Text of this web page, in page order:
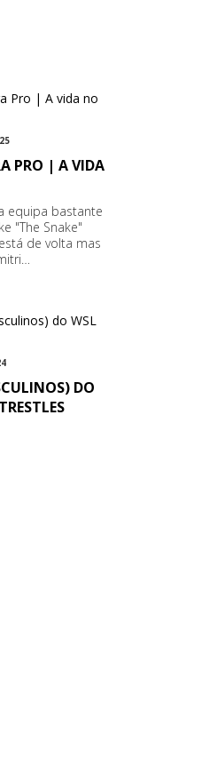
PRO | A VIDA
equipa bastante
"The Snake"
de volta mas
DO